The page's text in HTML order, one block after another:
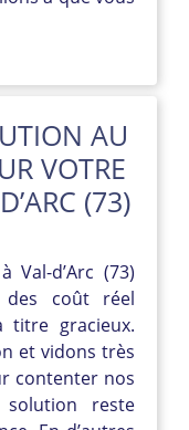
AU
VOTRE
(73)
d’Arc (73)
des coût réel
gracieux.
et vidons très
contenter nos
solution reste